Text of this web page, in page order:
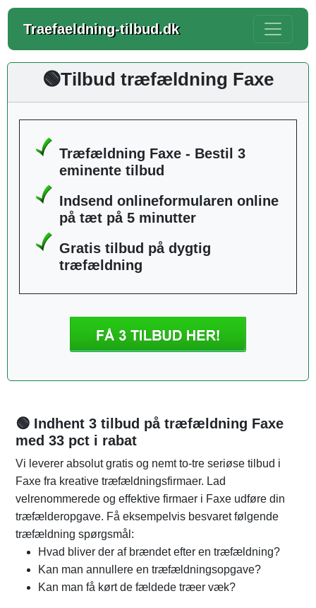
Traefaeldning-tilbud.dk
🟢Tilbud træfældning Faxe
Træfældning Faxe - Bestil 3
eminente tilbud
Indsend onlineformularen online
på tæt på 5 minutter
Gratis tilbud på dygtig
træfældning
🟢 Indhent 3 tilbud på træfældning Faxe
med 33 pct i rabat
Vi leverer absolut gratis og nemt to-tre seriøse tilbud i
Faxe fra kreative træfældningsfirmaer. Lad
velrenommerede og effektive firmaer i Faxe udføre din
træfælderopgave. Få eksempelvis besvaret følgende
træfældning spørgsmål:
Hvad bliver der af brændet efter en træfældning?
Kan man annullere en træfældningsopgave?
Kan man få kørt de fældede træer væk?